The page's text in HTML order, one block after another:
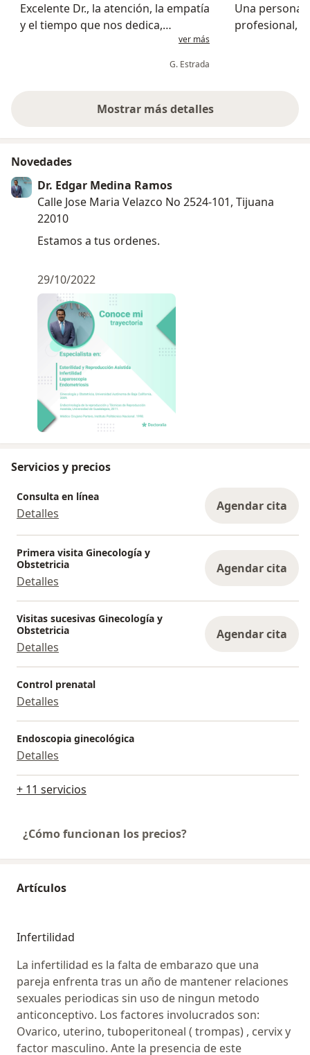
Excelente Dr., la atención, la empatía
y el tiempo que nos dedica,
responde todas tus dudas y te da
mucha confianza, sales relajada y
ver más
G. Estrada
Una persona
profesional,
Mostrar más detalles
sobre la experiencia
Novedades
Dr. Edgar Medina Ramos
Calle Jose Maria Velazco No 2524-101, Tijuana
22010
Estamos a tus ordenes.
29/10/2022
Servicios y precios
Consulta en línea
Detalles Agendar cita
Primera visita Ginecología y
Obstetricia
Detalles
Agendar cita
Visitas sucesivas Ginecología y
Obstetricia
Detalles
Agendar cita
Control prenatal
Detalles
Endoscopia ginecológica
Detalles
+ 11 servicios
¿Cómo funcionan los precios?
Artículos
Infertilidad
La infertilidad es la falta de embarazo que una
pareja enfrenta tras un año de mantener relaciones
sexuales periodicas sin uso de ningun metodo
anticonceptivo. Los factores involucrados son:
Ovarico, uterino, tuboperitoneal ( trompas) , cervix y
factor masculino. Ante la presencia de este